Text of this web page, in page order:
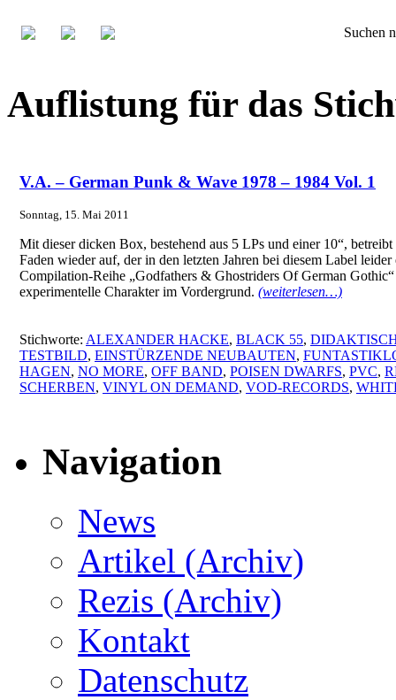
Suchen
Auflistung für das
V.A. – German Punk & Wave 1978 – 1984 Vol. 1
Sonntag, 15. Mai 2011
Mit dieser dicken Box, bestehend aus 5 LPs und einer 10“,
Faden wieder auf, der in den letzten Jahren bei diesem Label
Compilation-Reihe „Godfathers & Ghostriders Of German
experimentelle Charakter im Vordergrund. (weiterlesen…)
Stichworte: ALEXANDER HACKE, BLACK 55,
TESTBILD, EINSTÜRZENDE NEUBAUTEN,
HAGEN, NO MORE, OFF BAND, POISEN DWARFS, PVC,
SCHERBEN, VINYL ON DEMAND, VOD-RECORDS,
Navigation
News
Artikel (Archiv)
Rezis (Archiv)
Kontakt
Datenschutz